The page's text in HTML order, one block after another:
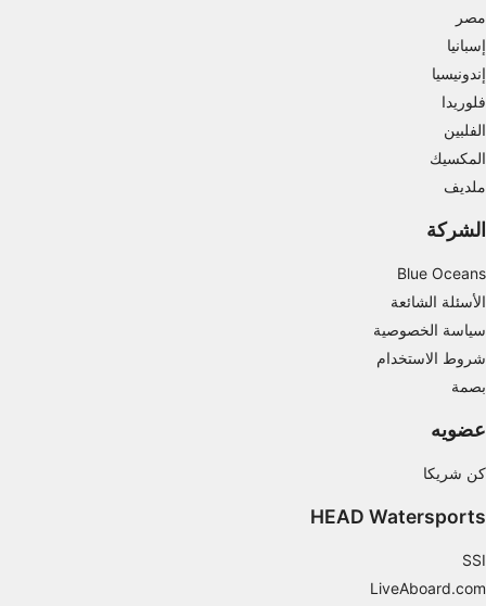
مصر
إسبانيا
إندونيسيا
فلوريدا
الفلبين
المكسيك
ملديف
الشركة
Blue Oceans
الأسئلة الشائعة
سياسة الخصوصية
شروط الاستخدام
بصمة
عضويه
كن شريكا
HEAD Watersports
SSI
LiveAboard.com